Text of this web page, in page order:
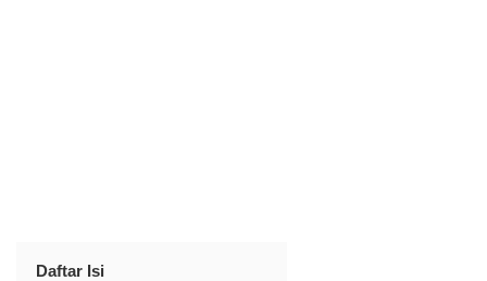
Daftar Isi